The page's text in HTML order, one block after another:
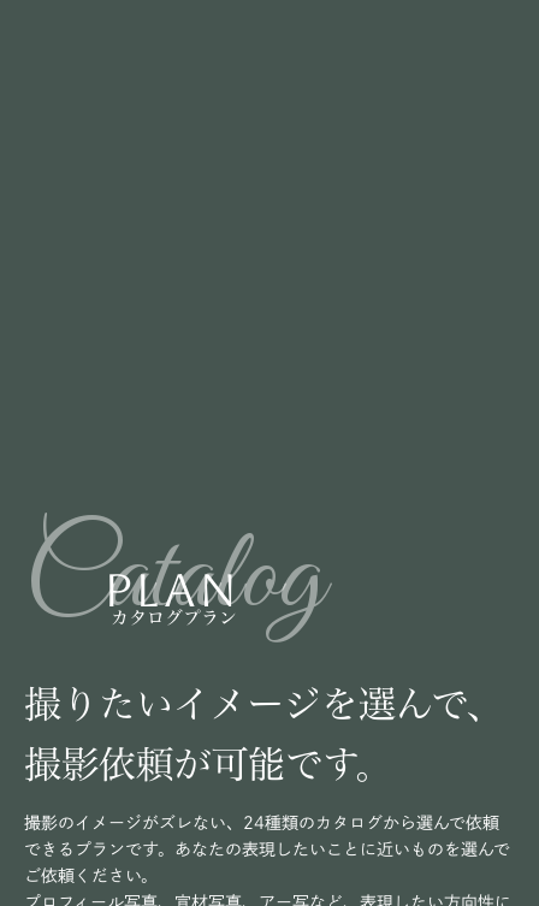
Catalog
PLAN
カタログプラン
撮りたいイメージを選んで、
撮影依頼が可能です。
撮影のイメージがズレない、24種類のカタログから選んで依頼
できるプランです。あなたの表現したいことに近いものを選んで
ご依頼ください。
プロフィール写真、宣材写真、アー写など、表現したい方向性に